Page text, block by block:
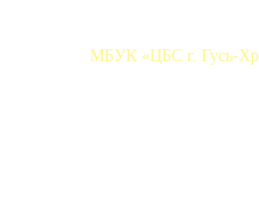
МБУК «ЦБС г. Гусь-